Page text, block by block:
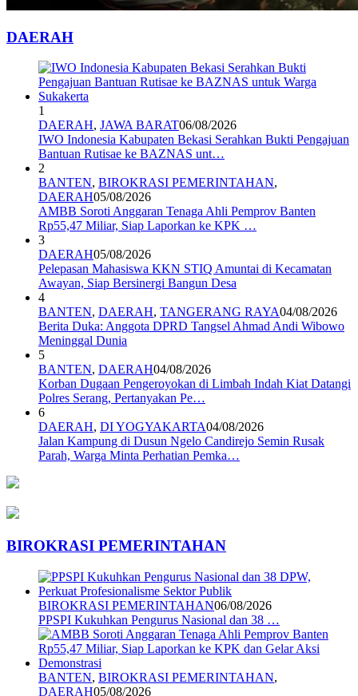
DAERAH
1
DAERAH, JAWA BARAT06/08/2026
IWO Indonesia Kabupaten Bekasi Serahkan Bukti Pengajuan
Bantuan Rutisae ke BAZNAS unt…
2
BANTEN, BIROKRASI PEMERINTAHAN,
DAERAH05/08/2026
AMBB Soroti Anggaran Tenaga Ahli Pemprov Banten
Rp55,47 Miliar, Siap Laporkan ke KPK …
3
DAERAH05/08/2026
Pelepasan Mahasiswa KKN STIQ Amuntai di Kecamatan
Awayan, Siap Bersinergi Bangun Desa
4
BANTEN, DAERAH, TANGERANG RAYA04/08/2026
Berita Duka: Anggota DPRD Tangsel Ahmad Andi Wibowo
Meninggal Dunia
5
BANTEN, DAERAH04/08/2026
Korban Dugaan Pengeroyokan di Limbah Indah Kiat Datangi
Polres Serang, Pertanyakan Pe…
6
DAERAH, DI YOGYAKARTA04/08/2026
Jalan Kampung di Dusun Ngelo Candirejo Semin Rusak
Parah, Warga Minta Perhatian Pemka…
BIROKRASI PEMERINTAHAN
BIROKRASI PEMERINTAHAN06/08/2026
PPSPI Kukuhkan Pengurus Nasional dan 38 …
BANTEN, BIROKRASI PEMERINTAHAN,
DAERAH05/08/2026